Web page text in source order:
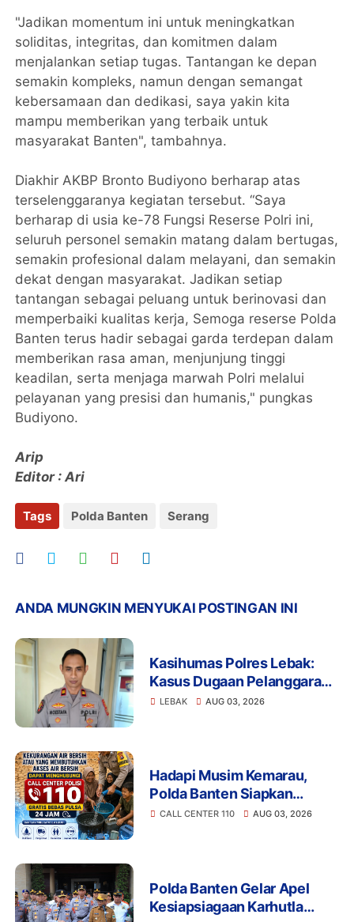
"Jadikan momentum ini untuk meningkatkan
soliditas, integritas, dan komitmen dalam
menjalankan setiap tugas. Tantangan ke depan
semakin kompleks, namun dengan semangat
kebersamaan dan dedikasi, saya yakin kita
mampu memberikan yang terbaik untuk
masyarakat Banten", tambahnya.
Diakhir AKBP Bronto Budiyono berharap atas
terselenggaranya kegiatan tersebut. “Saya
berharap di usia ke-78 Fungsi Reserse Polri ini,
seluruh personel semakin matang dalam bertugas,
semakin profesional dalam melayani, dan semakin
dekat dengan masyarakat. Jadikan setiap
tantangan sebagai peluang untuk berinovasi dan
memperbaiki kualitas kerja, Semoga reserse Polda
Banten terus hadir sebagai garda terdepan dalam
memberikan rasa aman, menjunjung tinggi
keadilan, serta menjaga marwah Polri melalui
pelayanan yang presisi dan humanis," pungkas
Budiyono.
Arip
Editor : Ari
Tags Polda Banten Serang
ANDA MUNGKIN MENYUKAI POSTINGAN INI
Kasihumas Polres Lebak:
Kasus Dugaan Pelanggaran
Disiplin Anggota Polri
LEBAK AUG 03, 2026
Hadapi Musim Kemarau,
Polda Banten Siapkan
Layanan Bantuan Air Bersih
CALL CENTER 110 AUG 03, 2026
Polda Banten Gelar Apel
Kesiapsiagaan Karhutla